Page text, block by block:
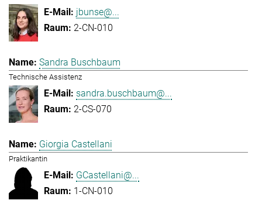
jbunse@...
2-CN-010
Sandra Buschbaum
Technische Assistenz
sandra.buschbaum@...
2-CS-070
Giorgia Castellani
Praktikantin
GCastellani@...
1-CN-010